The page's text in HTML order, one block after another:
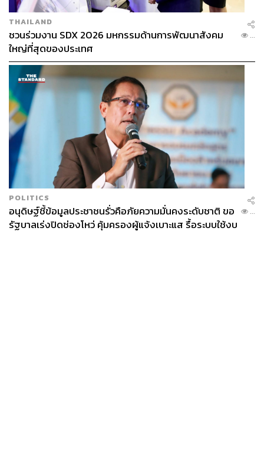
THAILAND
ชวนร่วมงาน SDX 2026 มหกรรมด้านการพัฒนาสังคม
ใหญ่ที่สุดของประเทศ
...
POLITICS
อนุดิษฐ์ชี้ข้อมูลประชาชนรั่วคือภัยความมั่นคงระดับชาติ ขอ
รัฐบาลเร่งปิดช่องโหว่ คุ้มครองผู้แจ้งเบาะแส รื้อระบบใช้งบ
...